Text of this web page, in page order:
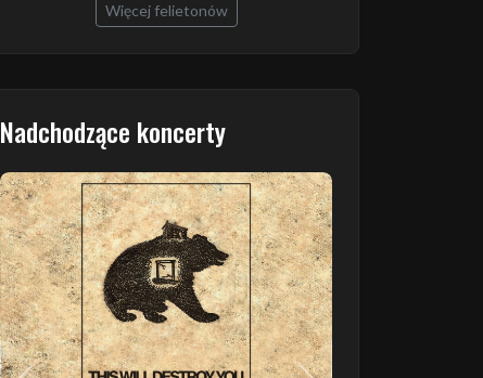
Więcej felietonów
Nadchodzące koncerty
Poprzedni Następny